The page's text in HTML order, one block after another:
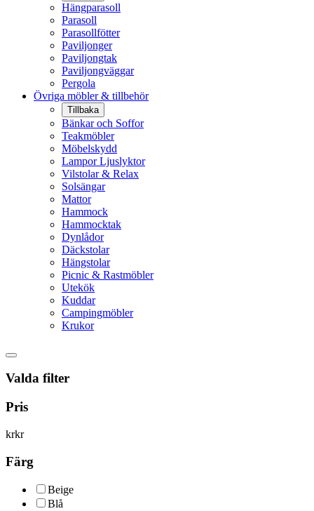
Hängparasoll
Parasoll
Parasollfötter
Paviljonger
Paviljongtak
Paviljongväggar
Pergola
Övriga möbler & tillbehör
Tillbaka
Bänkar och Soffor
Teakmöbler
Möbelskydd
Lampor Ljuslyktor
Vilstolar & Relax
Solsängar
Mattor
Hammock
Hammocktak
Dynlådor
Däckstolar
Hängstolar
Picnic & Rastmöbler
Utekök
Kuddar
Campingmöbler
Krukor
Valda filter
Pris
krkr
Färg
Beige
Blå